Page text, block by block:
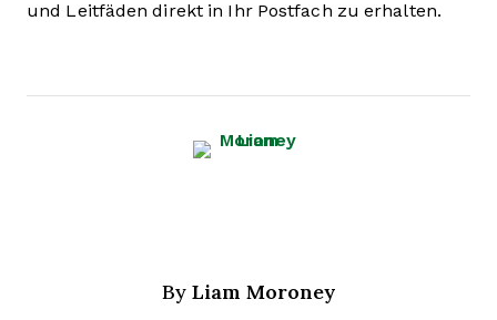
und Leitfäden direkt in Ihr Postfach zu erhalten.
By Liam Moroney